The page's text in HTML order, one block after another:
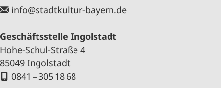
info@stadtkultur-bayern.de
Geschäftsstelle Ingolstadt
Hohe-Schul-Straße 4
85049 Ingolstadt
0841 – 305 18 68